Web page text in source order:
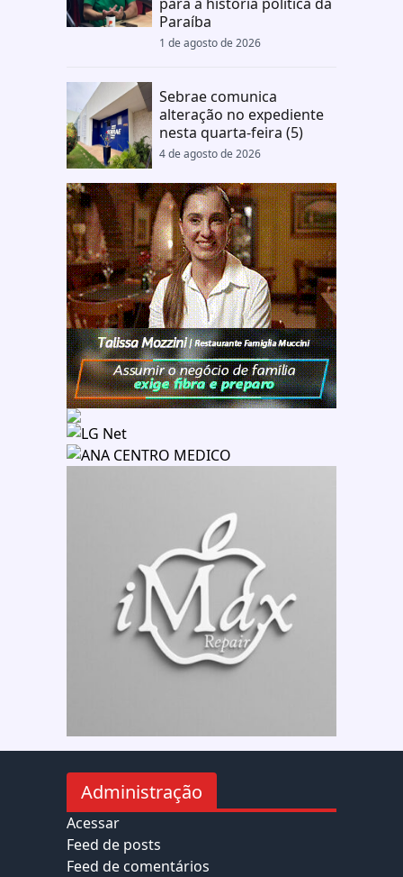
Paraíba
1 de agosto de 2026
Sebrae comunica
alteração no expediente
nesta quarta-feira (5)
4 de agosto de 2026
Administração
Acessar
Feed de posts
Feed de comentários